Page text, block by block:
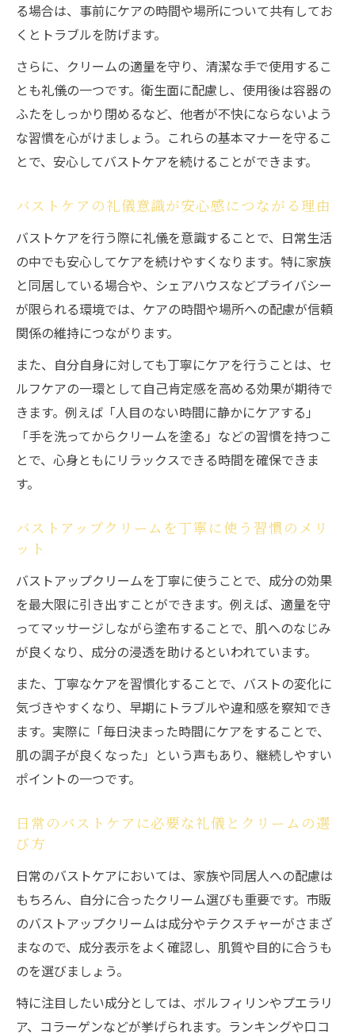
る場合は、事前にケアの時間や場所について共有してお
くとトラブルを防げます。
さらに、クリームの適量を守り、清潔な手で使用するこ
とも礼儀の一つです。衛生面に配慮し、使用後は容器の
ふたをしっかり閉めるなど、他者が不快にならないよう
な習慣を心がけましょう。これらの基本マナーを守るこ
とで、安心してバストケアを続けることができます。
バストケアの礼儀意識が安心感につながる理由
バストケアを行う際に礼儀を意識することで、日常生活
の中でも安心してケアを続けやすくなります。特に家族
と同居している場合や、シェアハウスなどプライバシー
が限られる環境では、ケアの時間や場所への配慮が信頼
関係の維持につながります。
また、自分自身に対しても丁寧にケアを行うことは、セ
ルフケアの一環として自己肯定感を高める効果が期待で
きます。例えば「人目のない時間に静かにケアする」
「手を洗ってからクリームを塗る」などの習慣を持つこ
とで、心身ともにリラックスできる時間を確保できま
す。
バストアップクリームを丁寧に使う習慣のメリ
ット
バストアップクリームを丁寧に使うことで、成分の効果
を最大限に引き出すことができます。例えば、適量を守
ってマッサージしながら塗布することで、肌へのなじみ
が良くなり、成分の浸透を助けるといわれています。
また、丁寧なケアを習慣化することで、バストの変化に
気づきやすくなり、早期にトラブルや違和感を察知でき
ます。実際に「毎日決まった時間にケアをすることで、
肌の調子が良くなった」という声もあり、継続しやすい
ポイントの一つです。
日常のバストケアに必要な礼儀とクリームの選
び方
日常のバストケアにおいては、家族や同居人への配慮は
もちろん、自分に合ったクリーム選びも重要です。市販
のバストアップクリームは成分やテクスチャーがさまざ
まなので、成分表示をよく確認し、肌質や目的に合うも
のを選びましょう。
特に注目したい成分としては、ボルフィリンやプエラリ
ア、コラーゲンなどが挙げられます。ランキングや口コ